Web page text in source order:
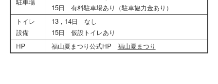
駐車場
15日 有料駐車場あり（駐車協力金あり）
トイレ
設備
13，14日 なし
15日 仮設トイレあり
HP
福山夏まつり公式HP 福山夏まつり